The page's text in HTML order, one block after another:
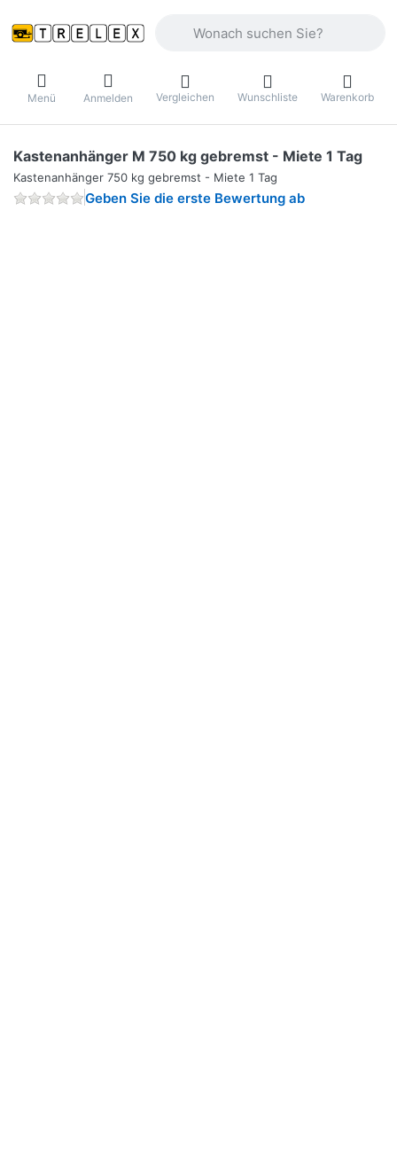
Menü Anmelden Vergleichen Wunschliste Warenkorb
Kastenanhänger M 750 kg gebremst - Miete 1 Tag
Kastenanhänger 750 kg gebremst - Miete 1 Tag
Geben Sie die erste Bewertung ab